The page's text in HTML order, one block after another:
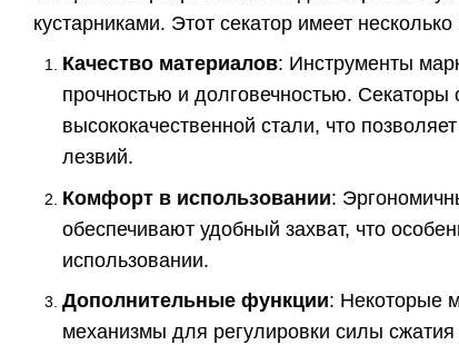
кустарниками. Этот секатор имеет
Качество материалов: Инструменты
прочностью и долговечностью. Секаторы
высококачественной стали, что
лезвий.
Комфорт в использовании:
обеспечивают удобный захват, что
использовании.
Дополнительные функции: Некоторые
механизмы для регулировки силы сжатия